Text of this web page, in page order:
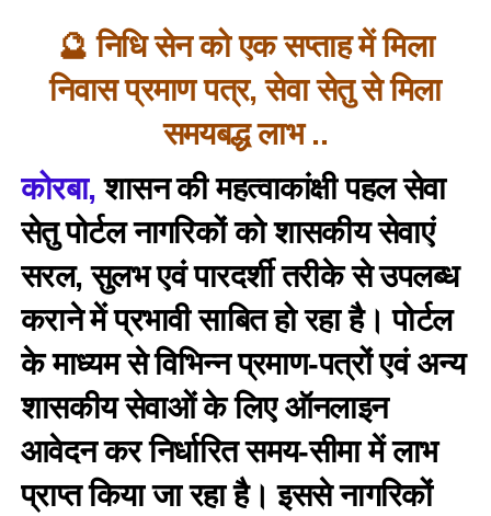
🔮 निधि सेन को एक सप्ताह में मिला
निवास प्रमाण पत्र, सेवा सेतु से मिला
समयबद्ध लाभ ..
कोरबा,शासन की महत्वाकांक्षी पहल सेवा
सेतु पोर्टल नागरिकों को शासकीय सेवाएं
सरल, सुलभ एवं पारदर्शी तरीके से उपलब्ध
कराने में प्रभावी साबित हो रहा है। पोर्टल
के माध्यम से विभिन्न प्रमाण-पत्रों एवं अन्य
शासकीय सेवाओं के लिए ऑनलाइन
आवेदन कर निर्धारित समय-सीमा में लाभ
प्राप्त किया जा रहा है। इससे नागरिकों